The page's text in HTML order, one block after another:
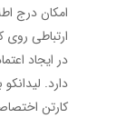
امکان درج
ارتباطی
در ایجاد
دارد.
کارتن